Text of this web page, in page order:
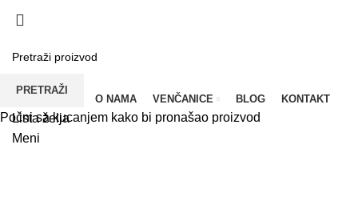
O NAMA VENČANICE BLOG KONTAKT
Lista želja
Meni
PRETRAŽI
Počni sa kucanjem kako bi pronašao proizvod